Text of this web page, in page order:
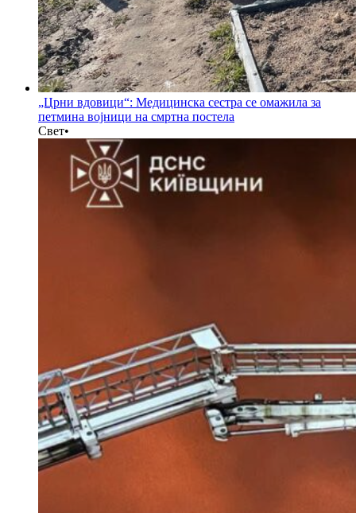
„Црни вдовици“: Медицинска сестра се омажила за
петмина војници на смртна постела
Свет•